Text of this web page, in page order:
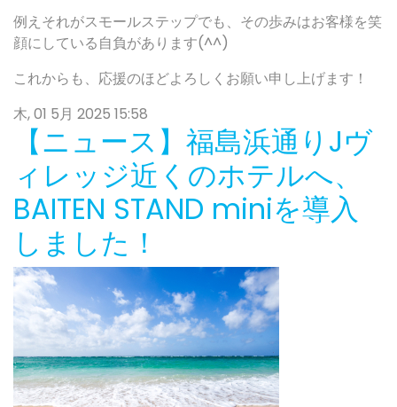
例えそれがスモールステップでも、その歩みはお客様を笑
顔にしている自負があります(^^)
これからも、応援のほどよろしくお願い申し上げます！
木, 01 5月 2025 15:58
【ニュース】福島浜通りJヴ
ィレッジ近くのホテルへ、
BAITEN STAND miniを導入
しました！